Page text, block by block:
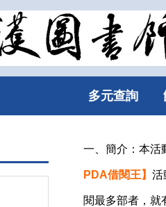
多元查詢
一、簡介：本活
PDA借閱王】活
閱最多部者，就